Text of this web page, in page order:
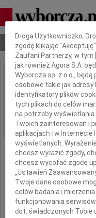
Nekrologi Odeszli
IMIĘ I NAZWISKO:
REGION: Kraków
DATA EMISJI:
Dbamy o Twoją
Droga Użytkowniczko,
zgodę klikając
Zaufani Partnerzy, w tym
jak również Agora S.A.
Wyborcza sp. z o.o.,
osobowe takie jak adresy
identyfikatory plików
tych plikach do celów
na potrzeby
Twoich zainteresowań i
aplikacjach i w Internecie
wyświetlanych.
chcesz wyrazić zgody,
chcesz wycofać zgodę
„Ustawień
Twoje dane osobowe
celów badania i
funkcjonowania serwisów
dot. świadczonych Tobie